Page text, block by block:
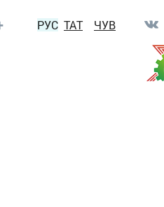
РУС ТАТ ЧУВ